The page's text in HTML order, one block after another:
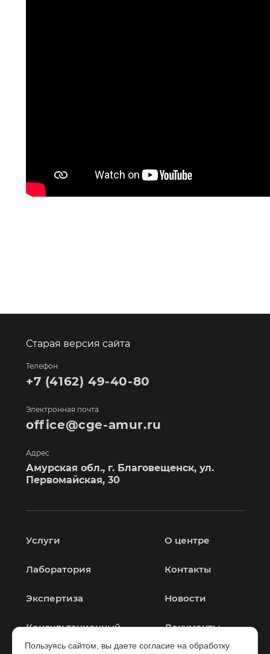
Старая версия сайта
Телефон
+7 (4162) 49-40-80
Электронная почта
office@cge-amur.ru
Адрес
Амурская обл., г. Благовещенск, ул.
Первомайская, 30
Услуги
Лаборатория
Экспертиза
Консультационный
О центре
Контакты
Новости
Документы
Пользуясь сайтом, вы даете согласие на обработку